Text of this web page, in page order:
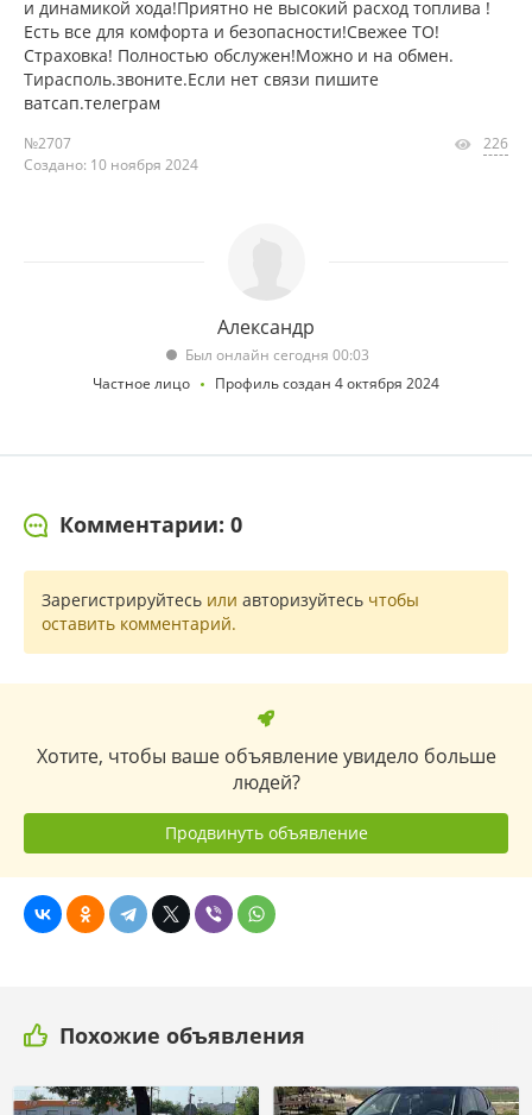
и динамикой хода!Приятно не высокий расход топлива !
Есть все для комфорта и безопасности!Свежее ТО!
Страховка! Полностью обслужен!Можно и на обмен.
Тирасполь.звоните.Если нет связи пишите
ватсап.телеграм
№2707
Создано: 10 ноября 2024
226
Александр
Был онлайн сегодня 00:03
Частное лицо
Профиль создан 4 октября 2024
Комментарии: 0
Зарегистрируйтесь или авторизуйтесь чтобы
оставить комментарий.
Хотите, чтобы ваше объявление увидело больше
людей?
Продвинуть объявление
Похожие объявления